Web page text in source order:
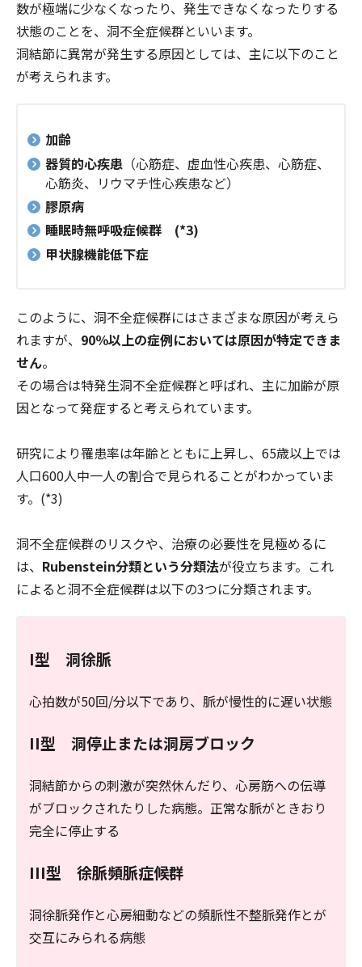
数が極端に少なくなったり、発生できなくなったりする
状態のことを、洞不全症候群といいます。
洞結節に異常が発生する原因としては、主に以下のこと
が考えられます。
加齢
器質的心疾患 （心筋症、虚血性心疾患、心筋症、
心筋炎、リウマチ性心疾患など）
膠原病
睡眠時無呼吸症候群 (*3)
甲状腺機能低下症
このように、洞不全症候群にはさまざまな原因が考えら
れますが、 90％以上の症例においては原因が特定できま
せん。
その場合は特発生洞不全症候群と呼ばれ、主に加齢が原
因となって発症すると考えられています。
研究により罹患率は年齢とともに上昇し、65歳以上では
人口600人中一人の割合で見られることがわかっていま
す。(*3)
洞不全症候群のリスクや、治療の必要性を見極めるに
は、 Rubenstein分類という分類法が役立ちます。これ
によると洞不全症候群は以下の3つに分類されます。
I型 洞徐脈
心拍数が50回/分以下であり、脈が慢性的に遅い状態
II型 洞停止または洞房ブロック
洞結節からの刺激が突然休んだり、心房筋への伝導
がブロックされたりした病態。正常な脈がときおり
完全に停止する
III型 徐脈頻脈症候群
洞徐脈発作と心房細動などの頻脈性不整脈発作とが
交互にみられる病態